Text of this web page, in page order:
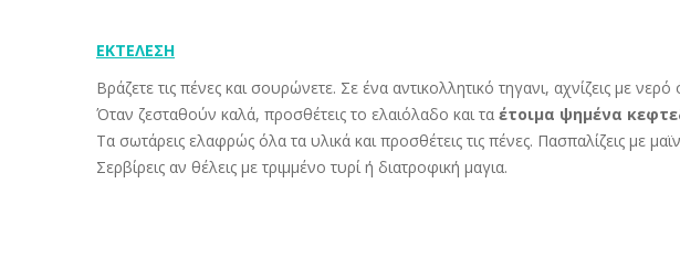
ΕΚΤΕΛΕΣΗ
Βράζετε τις πένες και σουρώνετε. Σε ένα αντικολλητικό τηγανι, αχνίζεις με
Όταν ζεσταθούν καλά, προσθέτεις το ελαιόλαδο και τα έτοιμα ψημένα
Τα σωτάρεις ελαφρώς όλα τα υλικά και προσθέτεις τις πένες. Πασπαλίζεις με
Σερβίρεις αν θέλεις με τριμμένο τυρί ή διατροφική μαγια.